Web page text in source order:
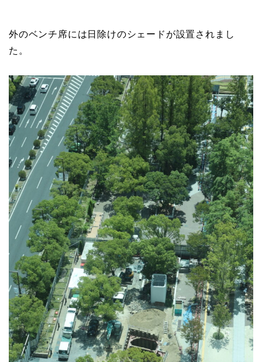
外のベンチ席には日除けのシェードが設置されまし
た。